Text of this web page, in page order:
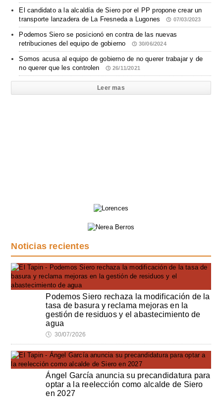
El candidato a la alcaldía de Siero por el PP propone crear un
transporte lanzadera de La Fresneda a Lugones
07/03/2023
Podemos Siero se posicionó en contra de las nuevas
retribuciones del equipo de gobierno
30/06/2024
Somos acusa al equipo de gobierno de no querer trabajar y de
no querer que les controlen
26/11/2021
Leer mas
Noticias recientes
Podemos Siero rechaza la modificación de la
tasa de basura y reclama mejoras en la
gestión de residuos y el abastecimiento de
agua
🕔 30/07/2026
Ángel García anuncia su precandidatura para
optar a la reelección como alcalde de Siero
en 2027